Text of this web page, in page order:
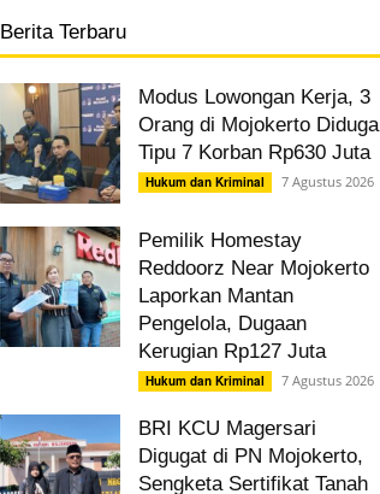
Berita Terbaru
Modus Lowongan Kerja, 3
Orang di Mojokerto Diduga
Tipu 7 Korban Rp630 Juta
Hukum dan Kriminal 7 Agustus 2026
Pemilik Homestay
Reddoorz Near Mojokerto
Laporkan Mantan
Pengelola, Dugaan
Kerugian Rp127 Juta
Hukum dan Kriminal 7 Agustus 2026
BRI KCU Magersari
Digugat di PN Mojokerto,
Sengketa Sertifikat Tanah